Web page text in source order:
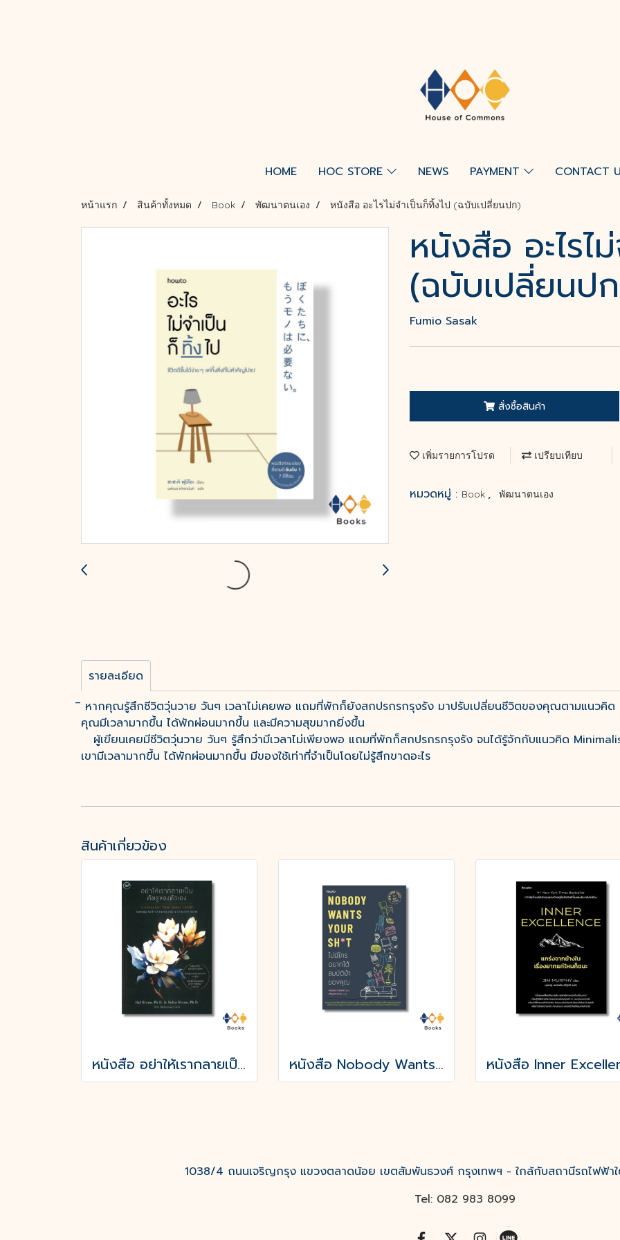
HOME HOC STORE NEWS PAYMENT CONTACT
หน้าแรก สินค้าทั้งหมด Book พัฒนาตนเอง หนังสือ อะไรไม่จำเป็นก็ทิ้งไป (ฉบับเปลี่ยนปก)
หนังสือ อะไรไ
(ฉบับเปลี่ยนป
Fumio Sasak
สั่งซื้อสินค้า
เพิ่มรายการโปรด เปรียบเทียบ
หมวดหมู่ : Book , พัฒนาตนเอง
รายละเอียด
หากคุณรู้สึกชีวิตวุ่นวาย วันๆ เวลาไม่เคยพอ แถมที่พักก็ยังสกปรกรกรุงรัง มาปรับเปลี่ยนชีวิตของคุณตามแนวคิด
คุณมีเวลามากขึ้น ได้พักผ่อนมากขึ้น และมีความสุขมากยิ่งขึ้น
ผู้เขียนเคยมีชีวิตวุ่นวาย วันๆ รู้สึกว่ามีเวลาไม่เพียงพอ แถมที่พักก็สกปรกรกรุงรัง จนได้รู้จักกับแนวคิด
เขามีเวลามากขึ้น ได้พักผ่อนมากขึ้น มีของใช้เท่าที่จำเป็นโดยไม่รู้สึกขาดอะไร
สินค้าเกี่ยวข้อง
หนังสือ อย่าให้เรากลายเป็นศัตรูของตัวเอง หนังสือ Nobody Wants Your Sht ไม่มีใครอยากได้สมบัติบ้าของคุณ
1038/4 ถนนเจริญกรุง แขวงตลาดน้อย เขตสัมพันธวงศ์ กรุงเทพฯ - ใกล้กับสถานีรถไฟฟ้า
Tel: 082 983 8099